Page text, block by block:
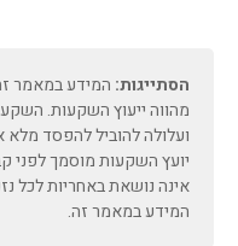
הסתייגות: המידע במאמר
מהווה ייעוץ השקעות.
ועלולה להוביל להפסד
אינה נושאת באחריות לכל
המידע במאמר זה.